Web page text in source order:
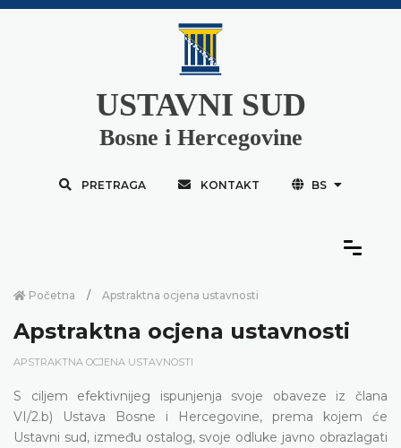
USTAVNI SUD
Bosne i Hercegovine
PRETRAGA KONTAKT BS
Početna Apstraktna ocjena ustavnosti
Apstraktna ocjena ustavnosti
APSTRAKTNA OCJENA USTAVNOSTI
S ciljem efektivnijeg ispunjenja svoje obaveze iz člana
VI/2.b) Ustava Bosne i Hercegovine, prema kojem će
Ustavni sud, između ostalog, svoje odluke javno obrazlagati